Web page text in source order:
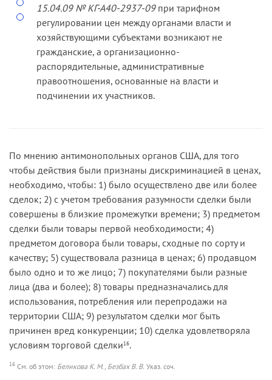
15.04.09 № КГ-А40-2937-09при тарифном
регулировании цен между органами власти и
хозяйствующими субъектами возникают не
гражданские, а организационно-
распорядительные, административные
правоотношения, основанные на власти и
подчинении их участников.
По мнению антимонопольных органов США, для того
чтобы действия были признаны дискриминацией в ценах,
необходимо, чтобы: 1) было осуществлено две или более
сделок; 2) с учетом требования разумности сделки были
совершены в близкие промежутки времени; 3) предметом
сделки были товары первой необходимости; 4)
предметом договора были товары, сходные по сорту и
качеству; 5) существовала разница в ценах; 6) продавцом
было одно и то же лицо; 7) покупателями были разные
лица (два и более); 8) товары предназначались для
использования, потребления или перепродажи на
территории США; 9) результатом сделки мог быть
причинен вред конкуренции; 10) сделка удовлетворяла
условиям торговой сделки16.
16 См. об этом: Беликова К. М., Безбах В. В. Указ. соч.